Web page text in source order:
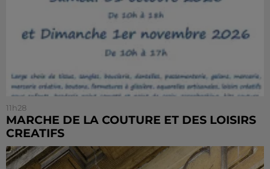
11h28
MARCHE DE LA COUTURE ET DES LOISIRS
CREATIFS